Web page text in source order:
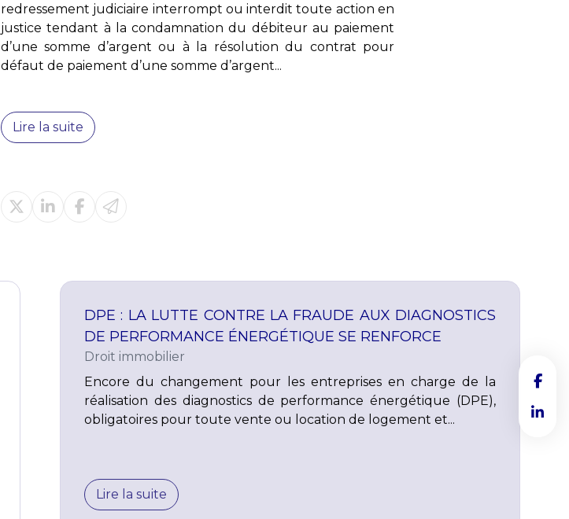
redressement judiciaire interrompt ou interdit toute action en
justice tendant à la condamnation du débiteur au paiement
d’une somme d’argent ou à la résolution du contrat pour
défaut de paiement d’une somme d’argent...
Lire la suite
DPE : LA LUTTE CONTRE LA FRAUDE AUX DIAGNOSTICS
DE PERFORMANCE ÉNERGÉTIQUE SE RENFORCE
Droit immobilier
Encore du changement pour les entreprises en charge de la
réalisation des diagnostics de performance énergétique (DPE),
obligatoires pour toute vente ou location de logement et...
Lire la suite